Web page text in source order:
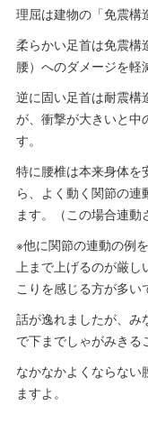
理屈は建物の「免震構
柔らかい足首は免震構
腰）へのダメージを軽
逆に固い足首は耐震構
が、衝撃が大きいと中
す。
特に腰椎は本来身体を
ら、よく動く関節の
ます。（この場合連動
※他に関節の連動の例
上まで上げるのが厳し
こりを感じる方が多い
話が逸れましたが、み
で下までしゃがみきる
なかなかよくならな
ますよ。